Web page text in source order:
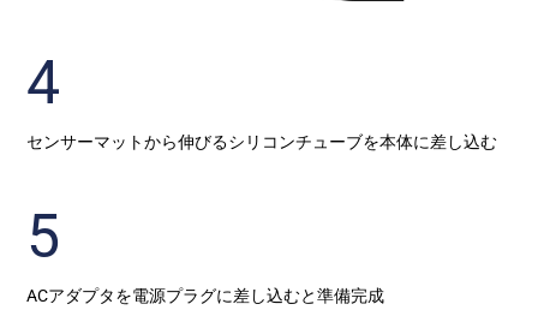
4
センサーマットから伸びるシリコンチューブを本体に差し込む
5
ACアダプタを電源プラグに差し込むと準備完成